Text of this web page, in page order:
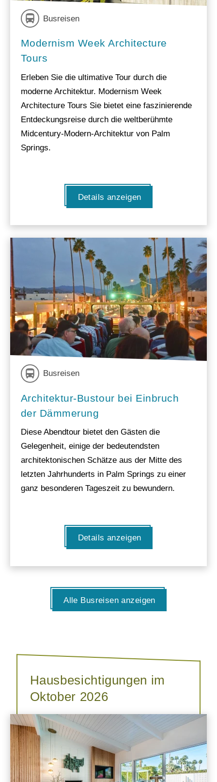
Busreisen
Modernism Week Architecture
Tours
Erleben Sie die ultimative Tour durch die
moderne Architektur. Modernism Week
Architecture Tours Sie bietet eine faszinierende
Entdeckungsreise durch die weltberühmte
Midcentury-Modern-Architektur von Palm
Springs.
Details anzeigen
Busreisen
Architektur-Bustour bei Einbruch
der Dämmerung
Diese Abendtour bietet den Gästen die
Gelegenheit, einige der bedeutendsten
architektonischen Schätze aus der Mitte des
letzten Jahrhunderts in Palm Springs zu einer
ganz besonderen Tageszeit zu bewundern.
Details anzeigen
Alle Busreisen anzeigen
Hausbesichtigungen im
Oktober 2026